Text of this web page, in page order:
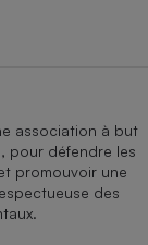
association à but
pour défendre les
promouvoir une
des